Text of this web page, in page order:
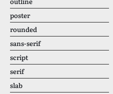
poster
rounded
sans-serif
script
serif
slab